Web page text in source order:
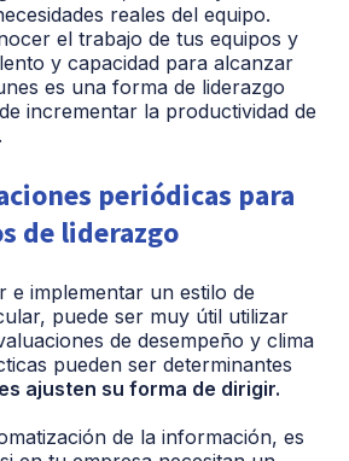
reales del equipo.
el trabajo de tus equipos y
y capacidad para alcanzar
es una forma de liderazgo
incrementar la productividad de
periódicas para
de liderazgo
e implementar un estilo de
puede ser muy útil utilizar
de desempeño y clima
pueden ser determinantes
ajusten su forma de dirigir.
de la información, es